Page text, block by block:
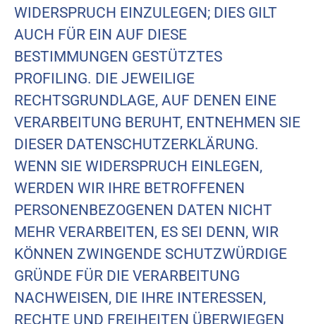
WIDERSPRUCH EINZULEGEN; DIES GILT
AUCH FÜR EIN AUF DIESE
BESTIMMUNGEN GESTÜTZTES
PROFILING. DIE JEWEILIGE
RECHTSGRUNDLAGE, AUF DENEN EINE
VERARBEITUNG BERUHT, ENTNEHMEN SIE
DIESER DATENSCHUTZERKLÄRUNG.
WENN SIE WIDERSPRUCH EINLEGEN,
WERDEN WIR IHRE BETROFFENEN
PERSONENBEZOGENEN DATEN NICHT
MEHR VERARBEITEN, ES SEI DENN, WIR
KÖNNEN ZWINGENDE SCHUTZWÜRDIGE
GRÜNDE FÜR DIE VERARBEITUNG
NACHWEISEN, DIE IHRE INTERESSEN,
RECHTE UND FREIHEITEN ÜBERWIEGEN